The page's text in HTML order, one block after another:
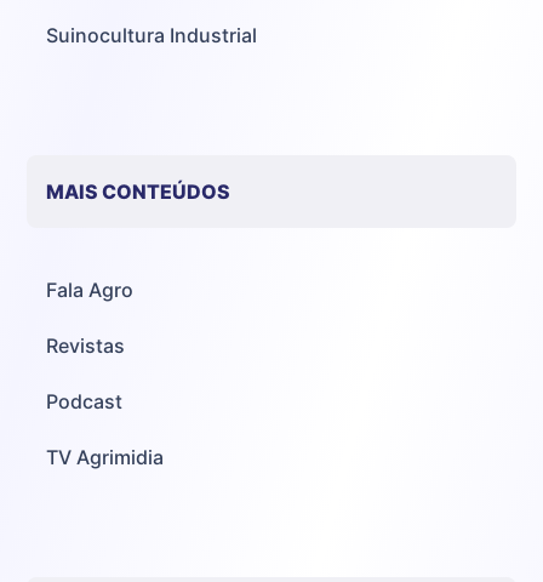
Suinocultura Industrial
MAIS CONTEÚDOS
Fala Agro
Revistas
Podcast
TV Agrimidia